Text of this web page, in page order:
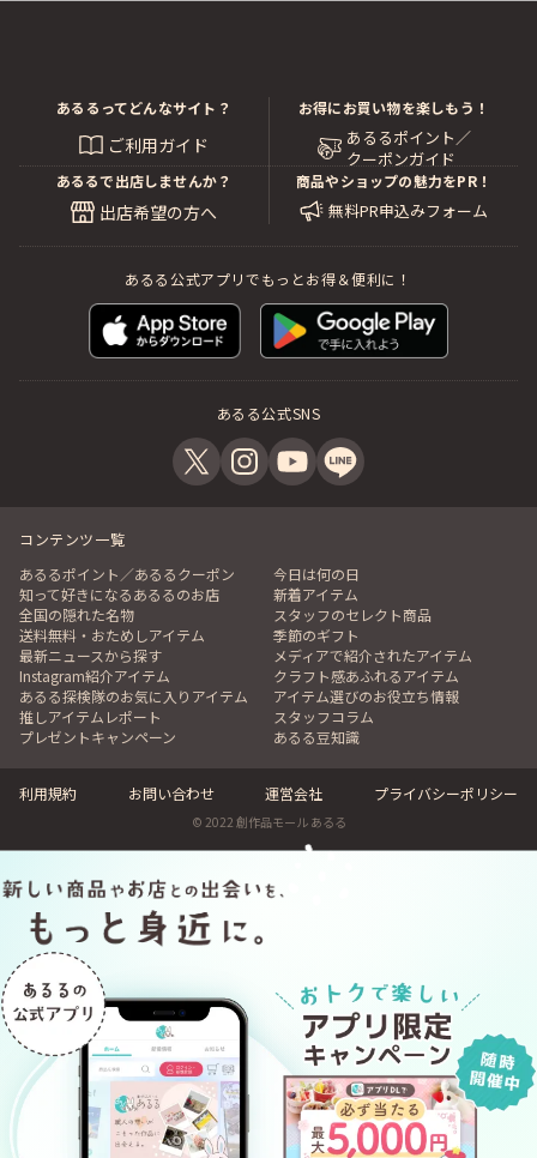
あるるってどんなサイト？
ご利用ガイド
お得にお買い物を楽しもう！
あるるポイント／
クーポンガイド
あるるで出店しませんか？
出店希望の方へ
商品やショップの魅力をPR！
無料PR申込みフォーム
あるる公式アプリでもっとお得＆便利に！
あるる公式SNS
コンテンツ一覧
あるるポイント／あるるクーポン
今日は何の日
知って好きになるあるるのお店
新着アイテム
全国の隠れた名物
スタッフのセレクト商品
送料無料・おためしアイテム
季節のギフト
最新ニュースから探す
メディアで紹介されたアイテム
Instagram紹介アイテム
クラフト感あふれるアイテム
あるる探検隊のお気に入りアイテム
アイテム選びのお役立ち情報
推しアイテムレポート
スタッフコラム
プレゼントキャンペーン
あるる豆知識
利用規約 お問い合わせ 運営会社 プライバシーポリシー
© 2022 創作品モール あるる